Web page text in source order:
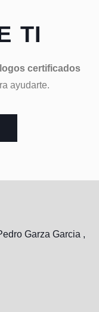
TI
certificados
ayudarte.
Garza Garcia ,